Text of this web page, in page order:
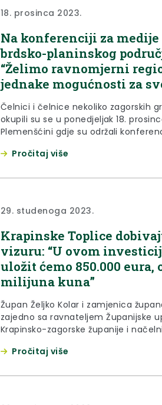
18. prosinca 2023.
Na konferenciji za medije
brdsko-planinskog
“Želimo ravnomjerni
jednake mogućnosti za
Čelnici i čelnice nekoliko zagorskih
okupili su se u ponedjeljak 18.
Plemenšćini gdje su održali
područja. Na konferenciji za medije
Klanjca Zlatko Brlek, gradonačelnica
Pročitaj više
29. studenoga 2023.
Krapinske Toplice
vizuru: “U ovom
uložit ćemo 850.000 eura,
milijuna kuna”
Župan Željko Kolar i zamjenica
zajedno sa ravnateljem Županijske
Krapinsko-zagorske županije i
studenoga 2023. godine, obišli
Toplice. Obilazak je završen na
Pročitaj više